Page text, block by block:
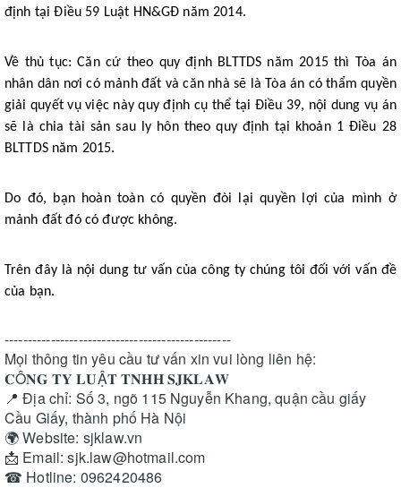
định tại Điều 59 Luật HN&GĐ năm 2014.
Về thủ tục: Căn cứ theo quy định BLTTDS năm 2015 thì Tòa án
nhân dân nơi có mảnh đất và căn nhà sẽ là Tòa án có thẩm quyền
giải quyết vụ việc này quy định cụ thể tại Điều 39, nội dung vụ án
sẽ là chia tài sản sau ly hôn theo quy định tại khoản 1 Điều 28
BLTTDS năm 2015.
Do đó, bạn hoàn toàn có quyền đòi lại quyền lợi của mình ở
mảnh đất đó có được không.
Trên đây là nội dung tư vấn của công ty chúng tôi đối với vấn đề
của bạn.
-------------------------------------------------
Mọi thông tin yêu cầu tư vấn xin vui lòng liên hệ:
𝐂Ô𝐍𝐆 𝐓𝐘 𝐋𝐔Ậ𝐓 𝐓𝐍𝐇𝐇 𝐒𝐉𝐊𝐋𝐀𝐖
📍 Địa chỉ: Số 3, ngõ 115 Nguyễn Khang, quận cầu giấy
Cầu Giấy, thành phố Hà Nội
🌍 Website: sjklaw.vn
📩 Email: sjk.law@hotmail.com
☎ Hotline: 0962420486